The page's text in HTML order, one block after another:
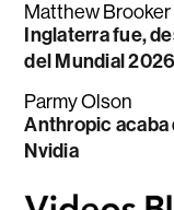
Matthew Brooker
Inglaterra fue,
del Mundial 2026
Parmy Olson
Anthropic acaba
Nvidia